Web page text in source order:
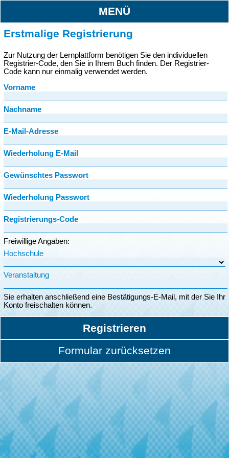
MENÜ
Erstmalige Registrierung
Zur Nutzung der Lernplattform benötigen Sie den individuellen
Registrier-Code, den Sie in Ihrem Buch finden. Der Registrier-
Code kann nur einmalig verwendet werden.
Vorname
Nachname
E-Mail-Adresse
Wiederholung E-Mail
Gewünschtes Passwort
Wiederholung Passwort
Registrierungs-Code
Freiwillige Angaben:
Hochschule
Veranstaltung
Sie erhalten anschließend eine Bestätigungs-E-Mail, mit der Sie Ihr
Konto freischalten können.
Registrieren
Formular zurücksetzen